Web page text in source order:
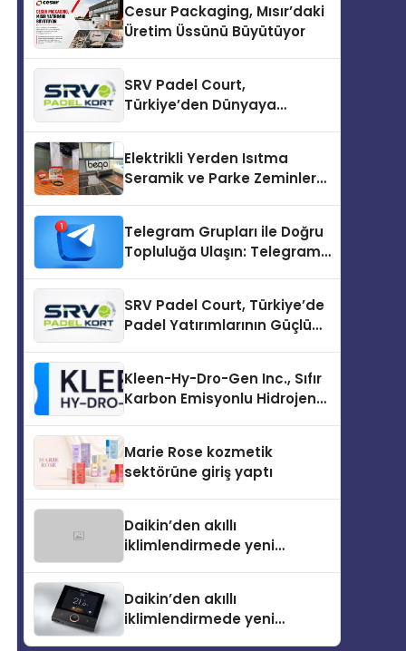
Cesur Packaging, Mısır’daki
Üretim Üssünü Büyütüyor
SRV Padel Court,
Türkiye’den Dünyaya
Elektrikli Yerden Isıtma
Seramik ve Parke Zeminler
Telegram Grupları ile Doğru
Topluluğa Ulaşın: Telegram
SRV Padel Court, Türkiye’de
Padel Yatırımlarının Güçlü
Kleen-Hy-Dro-Gen Inc., Sıfır
Karbon Emisyonlu Hidrojen
Aldı
Marie Rose kozmetik
sektörüne giriş yaptı
Daikin’den akıllı
iklimlendirmede yeni
Daikin’den akıllı
iklimlendirmede yeni